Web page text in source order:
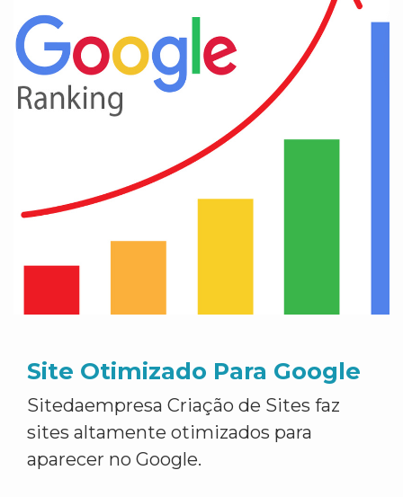
Site Otimizado Para Google
Sitedaempresa Criação de Sites faz
sites altamente otimizados para
aparecer no Google.